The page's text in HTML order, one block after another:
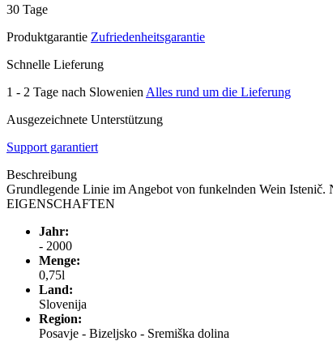
30 Tage
Produktgarantie Zufriedenheitsgarantie
Schnelle Lieferung
1 - 2 Tage nach Slowenien Alles rund um die Lieferung
Ausgezeichnete Unterstützung
Support garantiert
Beschreibung
Grundlegende Linie im Angebot von funkelnden Wein Istenič.
EIGENSCHAFTEN
Jahr:
- 2000
Menge:
0,75l
Land:
Slovenija
Region:
Posavje - Bizeljsko - Sremiška dolina